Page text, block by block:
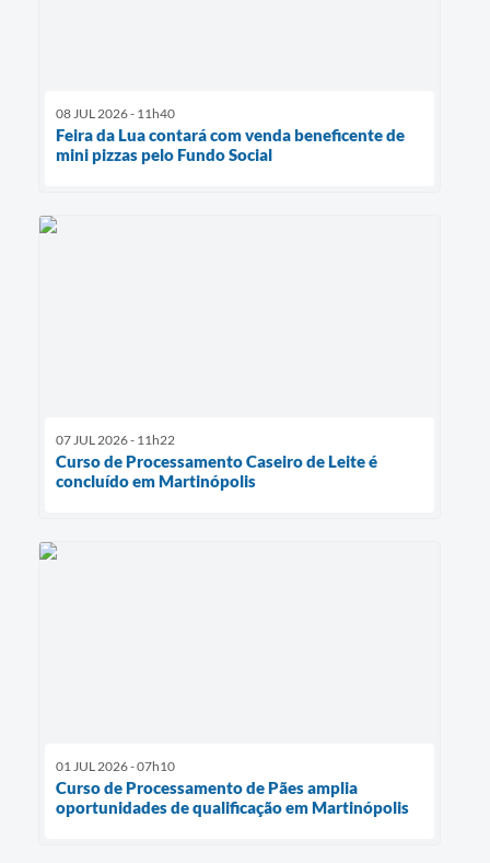
08 JUL 2026 - 11h40
Feira da Lua contará com venda beneficente de
mini pizzas pelo Fundo Social
07 JUL 2026 - 11h22
Curso de Processamento Caseiro de Leite é
concluído em Martinópolis
01 JUL 2026 - 07h10
Curso de Processamento de Pães amplia
oportunidades de qualificação em Martinópolis